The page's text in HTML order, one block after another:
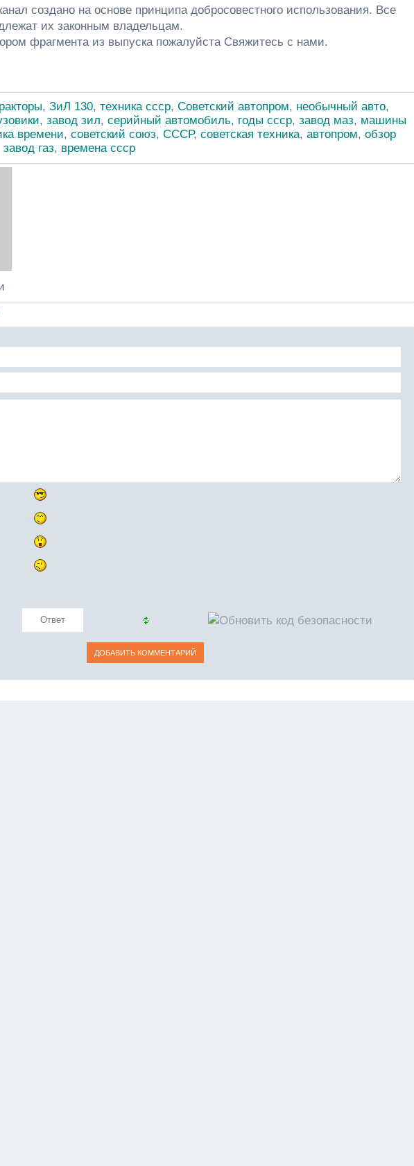
создано на основе принципа добросовестного использования. Все
их законным владельцам.
фрагмента из выпуска пожалуйста Свяжитесь с нами.
, ЗиЛ 130, техника ссср, Советский автопром, необычный авто,
, завод зил, серийный автомобиль, годы ссср, завод маз, машины
времени, советский союз, СССР, советская техника, автопром, обзор
завод газ, времена ссср